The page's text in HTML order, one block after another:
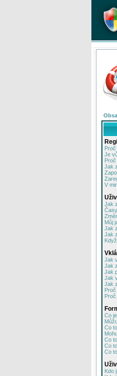
Je
Jak
V
Jak
Můj
Jak
Jak
Jak
Jak
Jak
Jak
Jak
Co
Co
Co
Co
Co
Kdo